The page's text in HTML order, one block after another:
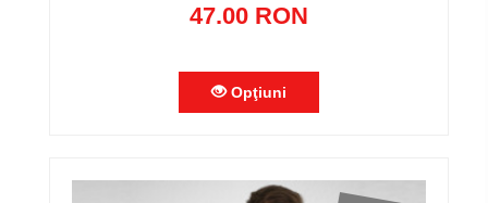
47.00 RON
Opţiuni